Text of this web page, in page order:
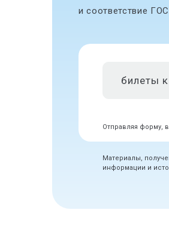
и соответствие
Отправляя форму,
Материалы,
информации и